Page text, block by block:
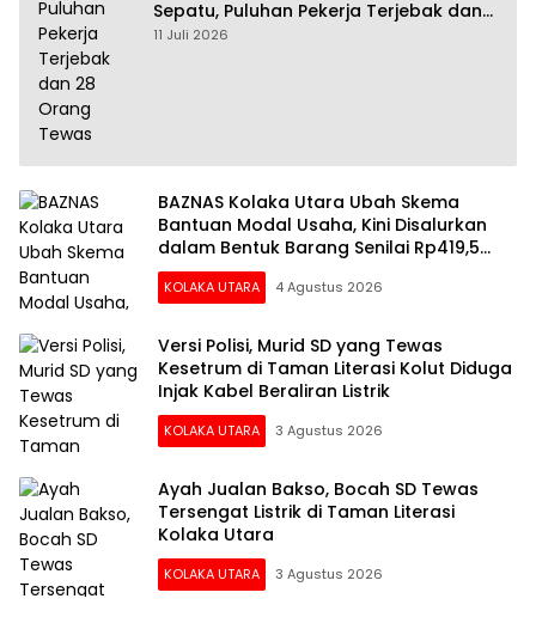
Sepatu, Puluhan Pekerja Terjebak dan
28 Orang Tewas
11 Juli 2026
BAZNAS Kolaka Utara Ubah Skema
Bantuan Modal Usaha, Kini Disalurkan
dalam Bentuk Barang Senilai Rp419,5
Juta
KOLAKA UTARA 4 Agustus 2026
Versi Polisi, Murid SD yang Tewas
Kesetrum di Taman Literasi Kolut Diduga
Injak Kabel Beraliran Listrik
KOLAKA UTARA 3 Agustus 2026
Ayah Jualan Bakso, Bocah SD Tewas
Tersengat Listrik di Taman Literasi
Kolaka Utara
KOLAKA UTARA 3 Agustus 2026